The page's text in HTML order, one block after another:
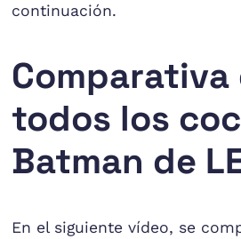
continuación.
Comparativa
todos los
Batman de
En el siguiente vídeo, se